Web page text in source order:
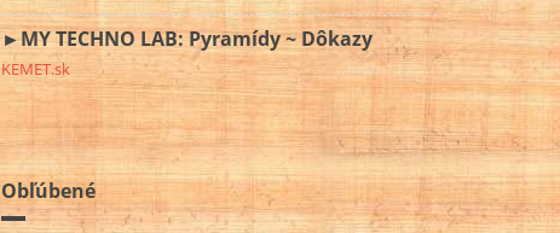
►MY TECHNO LAB: Pyramídy ~ Dôkazy
KEMET.sk
Obľúbené